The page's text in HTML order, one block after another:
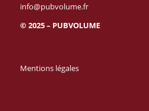
info@pubvolume.fr
© 2025 – PUBVOLUME
Mentions légales